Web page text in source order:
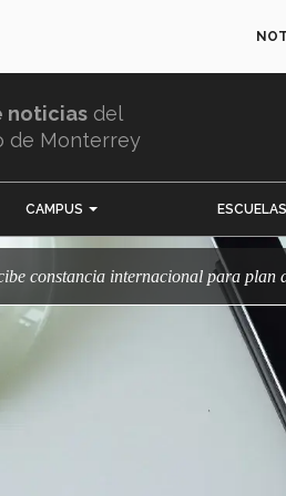
noticias del
de Monterrey
CAMPUS ESCUELAS
constancia internacional para plan